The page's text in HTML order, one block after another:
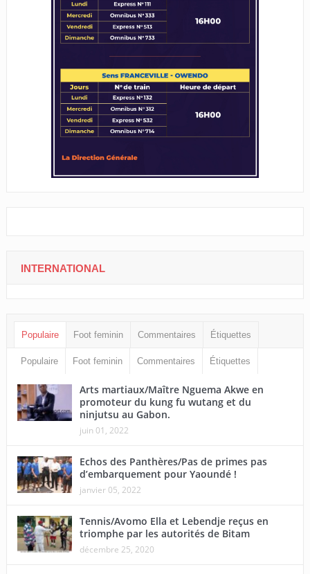
INTERNATIONAL
Populaire Foot feminin Commentaires Étiquettes
Populaire Foot feminin Commentaires Étiquettes
Arts martiaux/Maître Nguema Akwe en
promoteur du kung fu wutang et du
ninjutsu au Gabon.
juin 01, 2022
Echos des Panthères/Pas de primes pas
d’embarquement pour Yaoundé !
janvier 05, 2022
Tennis/Avomo Ella et Lebendje reçus en
triomphe par les autorités de Bitam
décembre 25, 2020